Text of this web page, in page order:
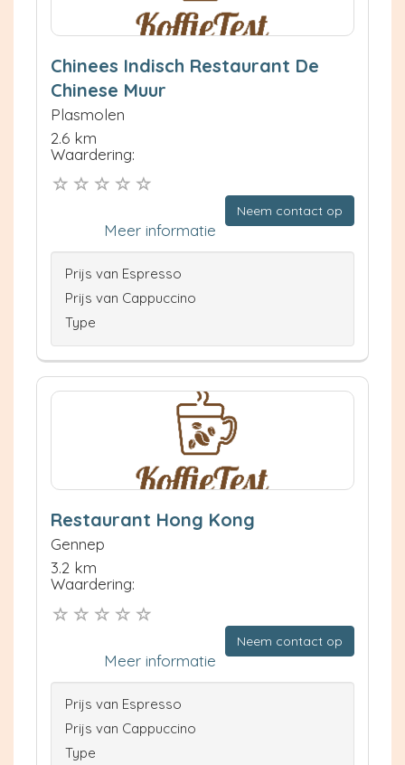
Chinees Indisch Restaurant De
Chinese Muur
Plasmolen
2.6 km
Waardering:
Neem contact op
Meer informatie
Prijs van Espresso
Prijs van Cappuccino
Type
Restaurant Hong Kong
Gennep
3.2 km
Waardering:
Neem contact op
Meer informatie
Prijs van Espresso
Prijs van Cappuccino
Type